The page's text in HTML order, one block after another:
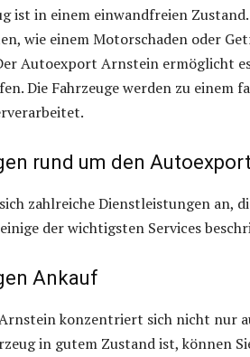
ist in einem einwandfreien
wie einem Motorschaden oder
Autoexport Arnstein ermöglicht
Die Fahrzeuge werden zu einem
rund um den
zahlreiche Dienstleistungen an,
der wichtigsten Services
Ankauf
konzentriert sich nicht nur
in gutem Zustand ist, können